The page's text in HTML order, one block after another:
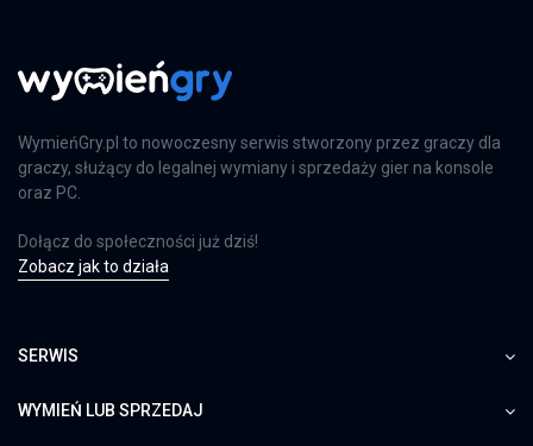
WymieńGry.pl to nowoczesny serwis stworzony przez graczy dla
graczy, służący do legalnej wymiany i sprzedaży gier na konsole
oraz PC.
Dołącz do społeczności już dziś!
Zobacz jak to działa
SERWIS
WYMIEŃ LUB SPRZEDAJ